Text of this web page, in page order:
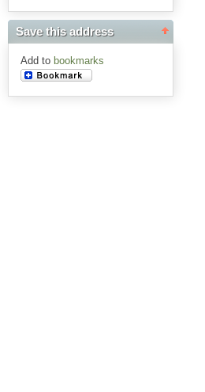
Save this address
Add to bookmarks